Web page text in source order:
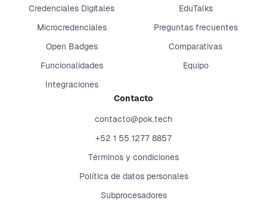
Credenciales Digitales
Microcredenciales
Open Badges
Funcionalidades
Integraciones
EduTalks
Preguntas frecuentes
Comparativas
Equipo
Contacto
contacto@pok.tech
+52 1 55 1277 8857
Términos y condiciones
Política de datos personales
Subprocesadores